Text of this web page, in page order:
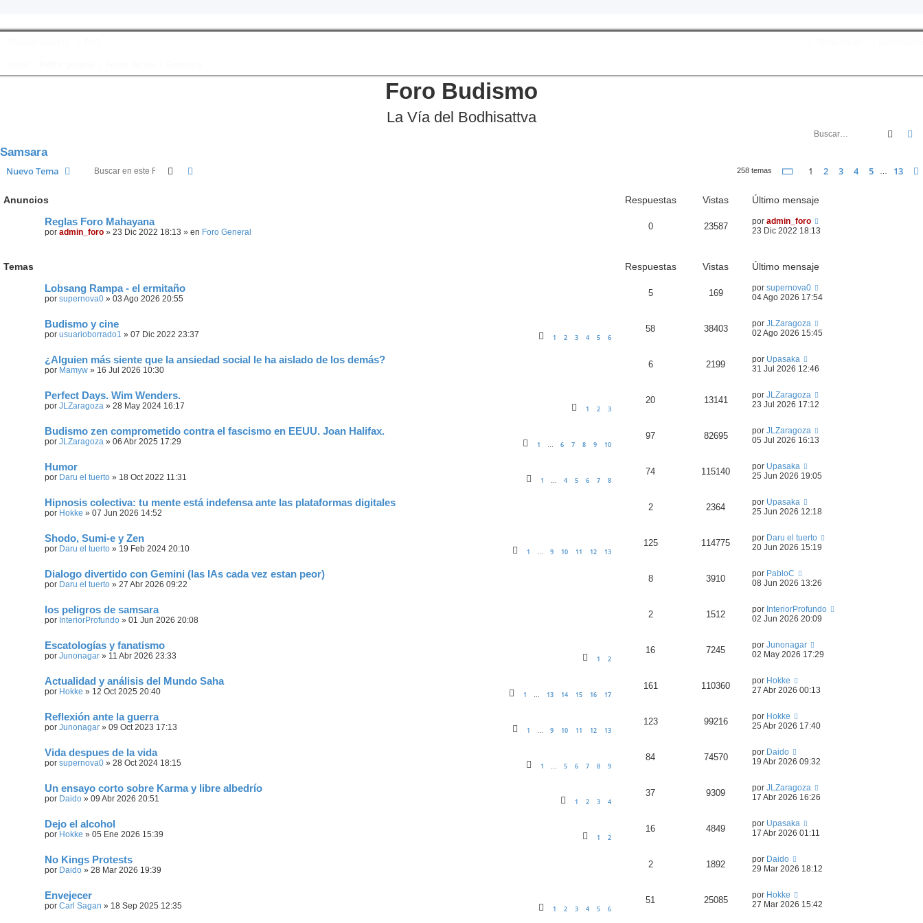
Foro Budismo
La Vía del Bodhisattva
Samsara
Nuevo Tema
Buscar 258 temas Página1 de 13
1 2 3 4 5 13
Anuncios Respuestas Vistas
Último mensaje
Reglas Foro Mahayana
por admin_foro » 23 Dic 2022 18:13 » en Foro General
0 23587 por admin_foro
23 Dic 2022 18:13
Temas Respuestas Vistas
Último mensaje
Lobsang Rampa - el ermitaño
por supernova0 » 03 Ago 2026 20:55
5 169 por supernova0
04 Ago 2026 17:54
Budismo y cine
por usuarioborrado1 » 07 Dic 2022 23:37 1 2 3 4 5 6
58 38403 por JLZaragoza
02 Ago 2026 15:45
¿Alguien más siente que la ansiedad social le ha aislado de los demás?
por Mamyw » 16 Jul 2026 10:30
6 2199 por Upasaka
31 Jul 2026 12:46
Perfect Days. Wim Wenders.
por JLZaragoza » 28 May 2024 16:17 1 2 3
20 13141 por JLZaragoza
23 Jul 2026 17:12
Budismo zen comprometido contra el fascismo en EEUU. Joan Halifax.
por JLZaragoza » 06 Abr 2025 17:29 1 6 7 8 9 10
97 82695 por JLZaragoza
05 Jul 2026 16:13
Humor
por Daru el tuerto » 18 Oct 2022 11:31 1 4 5 6 7 8
74 115140 por Upasaka
25 Jun 2026 19:05
Hipnosis colectiva: tu mente está indefensa ante las plataformas digitales
por Hokke » 07 Jun 2026 14:52
2 2364 por Upasaka
25 Jun 2026 12:18
Shodo, Sumi-e y Zen
por Daru el tuerto » 19 Feb 2024 20:10 1 9 10 11 12 13
125 114775 por Daru el tuerto
20 Jun 2026 15:19
Dialogo divertido con Gemini (las IAs cada vez estan peor)
por Daru el tuerto » 27 Abr 2026 09:22
8 3910 por PabloC
08 Jun 2026 13:26
los peligros de samsara
por InteriorProfundo » 01 Jun 2026 20:08
2 1512 por InteriorProfundo
02 Jun 2026 20:09
Escatologías y fanatismo
por Junonagar » 11 Abr 2026 23:33 1 2
16 7245 por Junonagar
02 May 2026 17:29
Actualidad y análisis del Mundo Saha
por Hokke » 12 Oct 2025 20:40 1 13 14 15 16 17
161 110360 por Hokke
27 Abr 2026 00:13
Reflexión ante la guerra
por Junonagar » 09 Oct 2023 17:13 1 9 10 11 12 13
123 99216 por Hokke
25 Abr 2026 17:40
Vida despues de la vida
por supernova0 » 28 Oct 2024 18:15 1 5 6 7 8 9
84 74570 por Daido
19 Abr 2026 09:32
Un ensayo corto sobre Karma y libre albedrío
por Daido » 09 Abr 2026 20:51 1 2 3 4
37 9309 por JLZaragoza
17 Abr 2026 16:26
Dejo el alcohol
por Hokke » 05 Ene 2026 15:39 1 2
16 4849 por Upasaka
17 Abr 2026 01:11
No Kings Protests
por Daido » 28 Mar 2026 19:39
2 1892 por Daido
29 Mar 2026 18:12
Envejecer
por Carl Sagan » 18 Sep 2025 12:35 1 2 3 4 5 6
51 25085 por Hokke
27 Mar 2026 15:42